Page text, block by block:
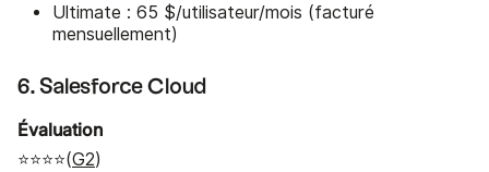
Ultimate : 65 $/utilisateur/mois (facturé
mensuellement)
6. Salesforce Cloud
Évaluation
⭐⭐⭐⭐(G2)